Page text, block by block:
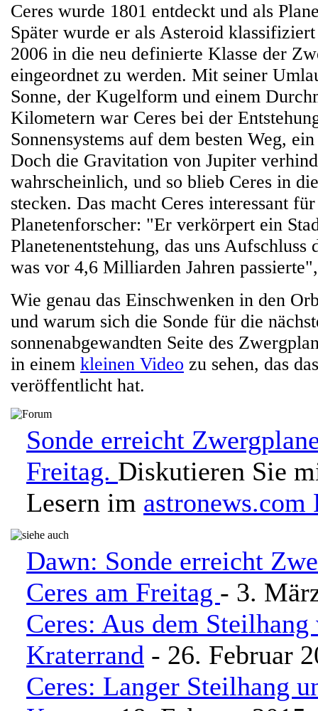
Ceres wurde 1801 entdeckt und als
Später wurde er als Asteroid
2006 in die neu definierte Klasse der
eingeordnet zu werden. Mit seiner
Sonne, der Kugelform und einem
Kilometern war Ceres bei der
Sonnensystems auf dem besten Weg,
Doch die Gravitation von Jupiter
wahrscheinlich, und so blieb Ceres in
stecken. Das macht Ceres interessant
Planetenforscher: "Er verkörpert ein
Planetenentstehung, das uns Aufschluss
was vor 4,6 Milliarden Jahren
Wie genau das Einschwenken in den
und warum sich die Sonde für die
sonnenabgewandten Seite des
in einem kleinen Video zu sehen, das
veröffentlicht hat.
Sonde erreicht
Freitag. Diskutieren Sie
Lesern im astronews.com
Dawn: Sonde erreicht
Ceres am Freitag - 3.
Ceres: Aus dem
Kraterrand - 26. Februar
Ceres: Langer Steilhang